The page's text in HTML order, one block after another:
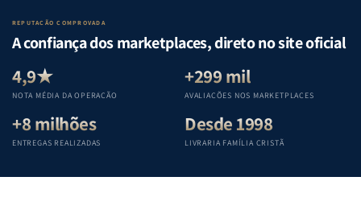
Lar
|
Equipe
Teológica
Penkal
|
Equipe
Penkal
|
Equipe
Teológica
Penkal
Equipe
REPUTAÇÃO COMPROVADA
A confiança dos marketplaces, direto no site oficial
4,9★
NOTA MÉDIA DA OPERAÇÃO
+299 mil
AVALIAÇÕES NOS MARKETPLACES
+8 milhões
ENTREGAS REALIZADAS
Desde 1998
LIVRARIA FAMÍLIA CRISTÃ